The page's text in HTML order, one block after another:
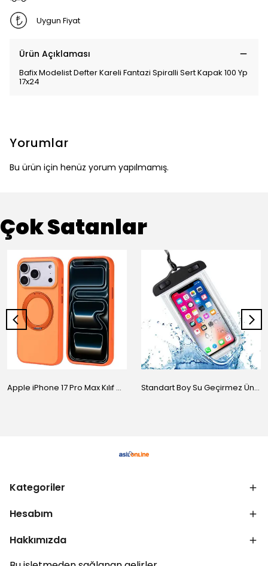
Uygun Fiyat
Ürün Açıklaması
Bafix Modelist Defter Kareli Fantazi Spiralli Sert Kapak 100 Yp
17x24
Yorumlar
Bu ürün için henüz yorum yapılmamış.
Çok Satanlar
Apple iPhone 17 Pro Max Kılıf M-Safe Şarj Özellikli Standlı Zore Proton Silikon Kapak Standart Boy Su Geçirmez Üniversal Kılıf
Kategoriler
Hesabım
Hakkımızda